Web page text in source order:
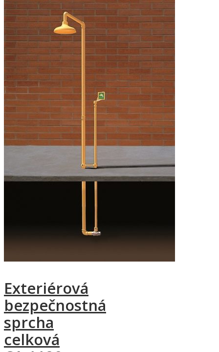
Exteriérová
bezpečnostná
sprcha
celková